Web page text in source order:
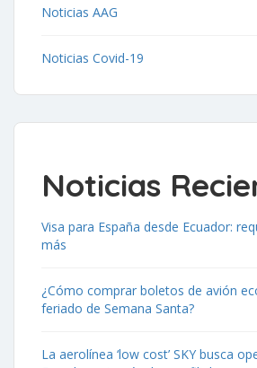
Noticias AAG
Noticias Covid-19
Noticias
Visa para España desde Ecuador:
más
¿Cómo comprar boletos de avión
feriado de Semana Santa?
La aerolínea ‘low cost’ SKY busca